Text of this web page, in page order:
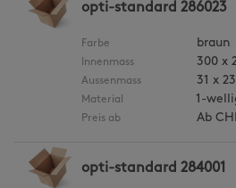
opti-standard 286023
Farbe braun
Innenmass 300 x
Aussenmass 31 x
Material 1-
Preis ab Ab
opti-standard 284001